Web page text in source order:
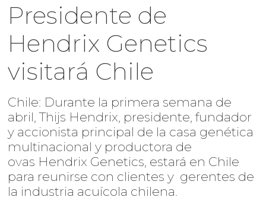
Presidente de
Hendrix Genetics
visitará Chile
Chile: Durante la primera semana de
abril, Thijs Hendrix, presidente, fundador
y accionista principal de la casa genética
multinacional y productora de
ovas Hendrix Genetics, estará en Chile
para reunirse con clientes y gerentes de
la industria acuícola chilena.